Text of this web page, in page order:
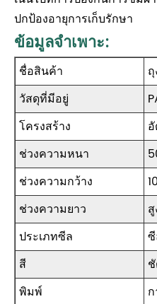
ปกป้องอายุการเก็บรักษา
ข้อมูลจำเพาะ:
ชื่อสินค้า
วัสดุที่มีอยู่
โครงสร้าง
ช่วงความหนา
ช่วงความกว้าง
ช่วงความยาว
ประเภทซีล
สี
พิมพ์